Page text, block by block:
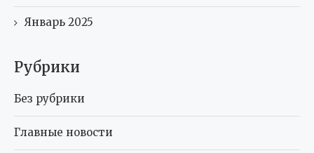
Январь 2025
Рубрики
Без рубрики
Главные новости